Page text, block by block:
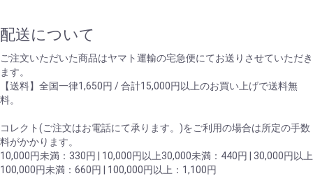
配送について
ご注文いただいた商品はヤマト運輸の宅急便にてお送りさせていただき
ます。
【送料】全国一律1,650円 / 合計15,000円以上のお買い上げで送料無
料。
コレクト(ご注文はお電話にて承ります。)をご利用の場合は所定の手数
料がかかります。
10,000円未満：330円 | 10,000円以上30,000未満：440円 | 30,000円以上
100,000円未満：660円 | 100,000円以上：1,100円